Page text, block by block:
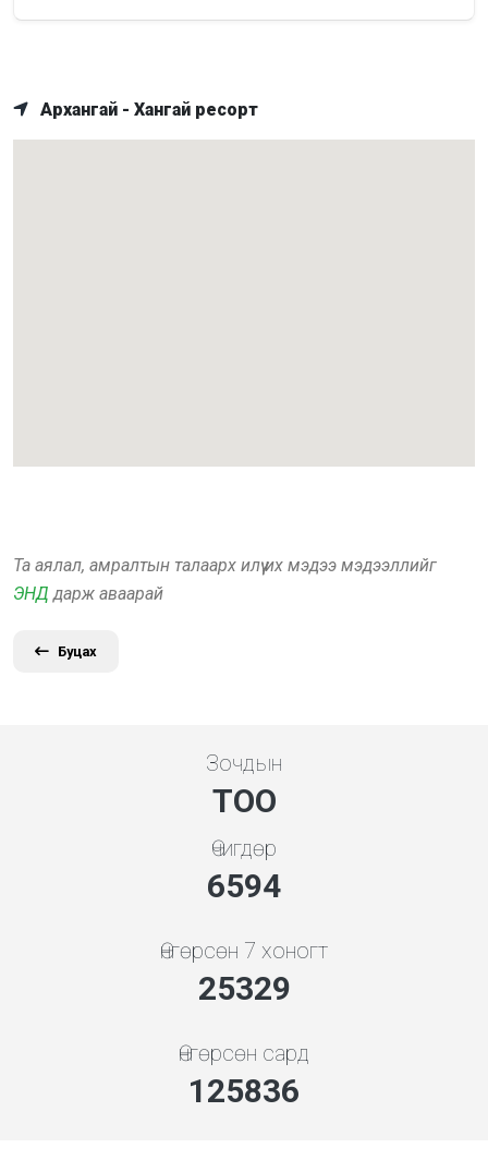
Архангай - Хангай ресорт
Та аялал, амралтын талаарх илүү их мэдээ мэдээллийг
ЭНД дарж аваарай
Буцах
Зочдын
ТОО
Өчигдөр
7354
Өнгөрсөн 7 хоногт
28252
Өнгөрсөн сард
140355